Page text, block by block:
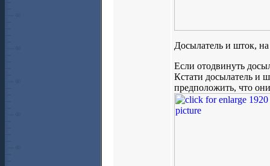
Досылатель и шток,
Если отодвинуть
Кстати досылатель и
предположить, что